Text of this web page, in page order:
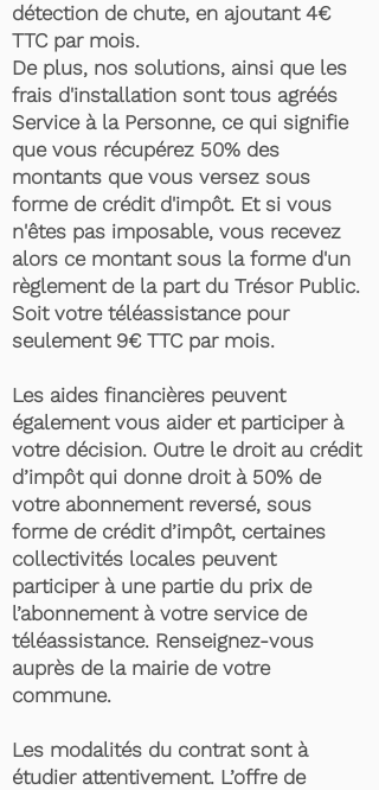
détection de chute, en ajoutant 4€
TTC par mois.
De plus, nos solutions, ainsi que les
frais d'installation sont tous agréés
Service à la Personne, ce qui signifie
que vous récupérez 50% des
montants que vous versez sous
forme de crédit d'impôt. Et si vous
n'êtes pas imposable, vous recevez
alors ce montant sous la forme d'un
règlement de la part du Trésor Public.
Soit votre téléassistance pour
seulement 9€ TTC par mois.
Les aides financières peuvent
également vous aider et participer à
votre décision. Outre le droit au crédit
d’impôt qui donne droit à 50% de
votre abonnement reversé, sous
forme de crédit d’impôt, certaines
collectivités locales peuvent
participer à une partie du prix de
l’abonnement à votre service de
téléassistance. Renseignez-vous
auprès de la mairie de votre
commune.
Les modalités du contrat sont à
étudier attentivement. L’offre de